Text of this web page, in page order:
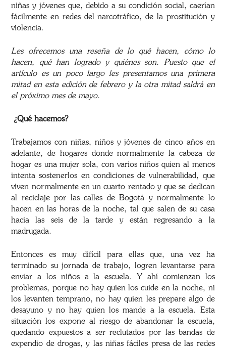
niñas y jóvenes que, debido a su condición social, caerían
fácilmente en redes del narcotráfico, de la prostitución y
violencia.
Les ofrecemos una reseña de lo qué hacen, cómo lo
hacen, qué han logrado y quiénes son. Puesto que el
artículo es un poco largo les presentamos una primera
mitad en esta edición de febrero y la otra mitad saldrá en
el próximo mes de mayo.
¿Qué hacemos?
Trabajamos con niñas, niños y jóvenes de cinco años en
adelante, de hogares donde normalmente la cabeza de
hogar es una mujer sola, con varios niños quien al menos
intenta sostenerlos en condiciones de vulnerabilidad, que
viven normalmente en un cuarto rentado y que se dedican
al reciclaje por las calles de Bogotá y normalmente lo
hacen en las horas de la noche, tal que salen de su casa
hacia las seis de la tarde y están regresando a la
madrugada.
Entonces es muy difícil para ellas que, una vez ha
terminado su jornada de trabajo, logren levantarse para
enviar a los niños a la escuela. Y ahí comienzan los
problemas, porque no hay quien los cuide en la noche, ni
los levanten temprano, no hay quien les prepare algo de
desayuno y no hay quien los mande a la escuela. Esta
situación los expone al riesgo de abandonar la escuela,
quedando expuestos a ser reclutados por las bandas de
expendio de drogas, y las niñas fáciles presa de las redes